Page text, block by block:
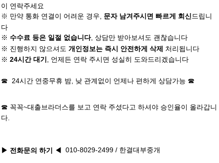
이 연락주세요
※ 만약 통화 연결이 어려운 경우, 문자 남겨주시면 빠르게 회신드립니
다
※ 수수료 등은 일절 없습니다, 상담만 받아보셔도 괜찮습니다
※ 진행하지 않으셔도 개인정보는 즉시 안전하게 삭제 처리됩니다
※ 24시간 대기 , 언제든 연락 주시면 성실히 도와드리겠습니다
☎ 24시간 연중무휴 밤, 낮 관계없이 언제나 편하게 상담가능 ☎
☎ 꼭꼭~대출브라더스를 보고 연락 주셨다고 하셔야 승인율이 올라갑니
다.
▶ 전화문의 하기 ◀ 010-8029-2499 / 한결대부중개